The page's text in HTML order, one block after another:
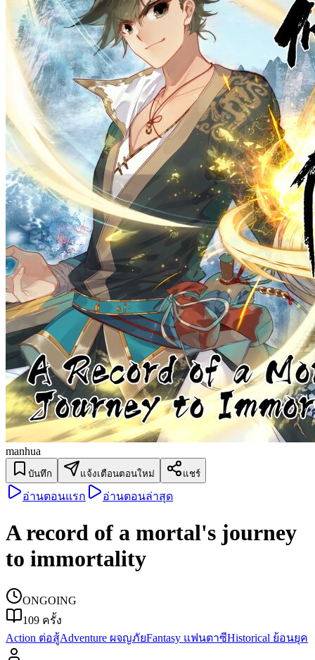
manhua
บันทึก แจ้งเตือนตอนใหม่ แชร์
อ่านตอนแรก อ่านตอนล่าสุด
A record of a mortal's journey
to immortality
ONGOING
109 ครั้ง
Action ต่อสู้Adventure ผจญภัยFantasy แฟนตาซีHistorical ย้อนยุค